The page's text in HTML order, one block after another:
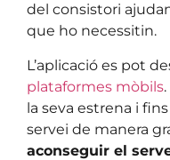
del consistori
que ho necessitin.
L’aplicació es pot
plataformes mòbils
la seva estrena i
servei de manera
aconseguir el